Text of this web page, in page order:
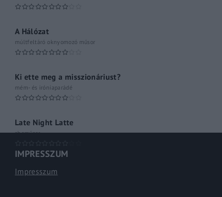
A Hálózat
múltfeltáró oknyomozó műsor
Ki ette meg a misszionáriust?
mém- és iróniaparádé
Late Night Latte
shoműsor
IMPRESSZUM
Impresszum